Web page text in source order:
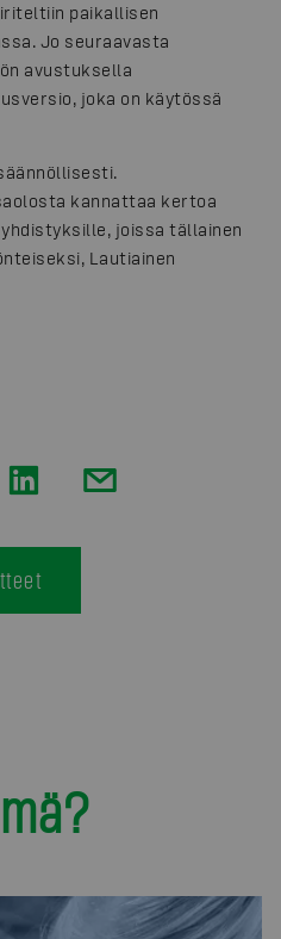
paikallisen
Jo seuraavasta
avustuksella
joka on käytössä
kannattaa kertoa
joissa tällainen
Lautiainen